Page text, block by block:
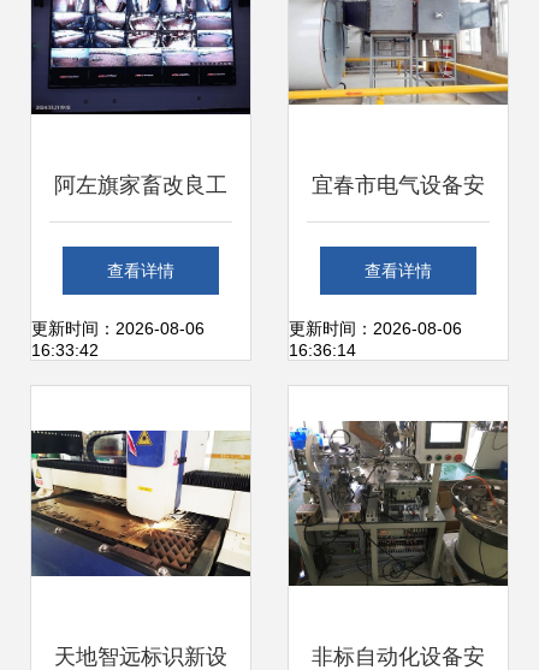
阿左旗家畜改良工
作站于新建蒙古牛
保种场开展仪器设
查看详情
更新时间：2026-08-06
16:33:42
宜春市电气设备安
装调试工证考取 职
业前景、难度详解
查看详情
更新时间：2026-08-06
16:36:14
天地智远标识新设 非标自动化设备安